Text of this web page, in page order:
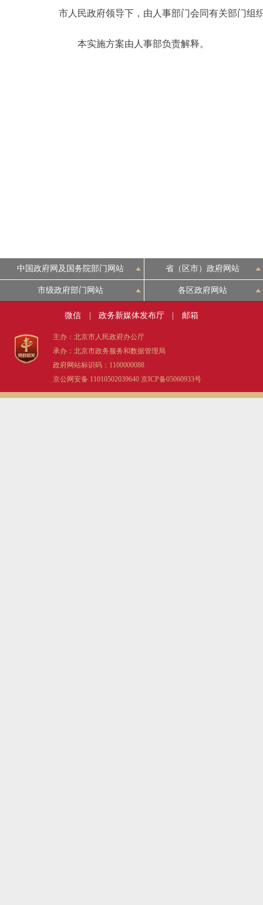
市人民政府领导下，由人事部门会同有关部门组
本实施方案由人事部负责解释。
中国政府网及国务院部门网站 省（区市）政府网站
市级政府部门网站 各区政府网站
微信 政务新媒体发布厅 邮箱
主办：北京市人民政府办公厅
承办：北京市政务服务和数据管理局
政府网站标识码：1100000088
京公网安备 11010502039640 京ICP备05060933号